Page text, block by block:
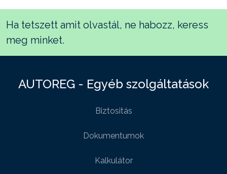
Ha tetszett amit olvastál, ne habozz, keress
meg minket.
AUTOREG - Egyéb szolgáltatások
Biztositás
Dokumentumok
Kalkulátor